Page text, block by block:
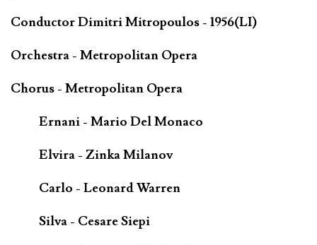
Conductor Dimitri Mitropoulos - 1956(LI)
Orchestra - Metropolitan Opera
Chorus - Metropolitan Opera
Ernani - Mario Del Monaco
Elvira - Zinka Milanov
Carlo - Leonard Warren
Silva - Cesare Siepi